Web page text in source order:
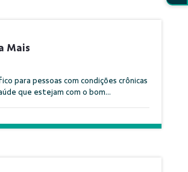
Mais
para pessoas com condições crônicas
que estejam com o bom...